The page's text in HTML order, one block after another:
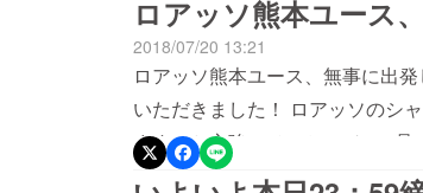
んの応援メッセージもいただき
ユースは、昨日第42回全日本ク
1試合を戦いました。 【グルー
ドロアッソ熊本ユース 1-2 FC東
後半終了間際に逆転ゴールを許
ロアッソ熊本ユース
2018/07/20 13:21
ロアッソ熊本ユース、無事に出
いただきました！ ロアッソのシ
ます！と心強いメッセージ。 暑
てほしいです！